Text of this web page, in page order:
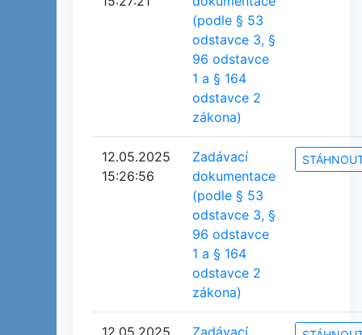
(podle § 53
odstavce 3, §
96 odstavce
1 a § 164
odstavce 2
zákona)
12.05.2025
15:26:56
Zadávací
dokumentace
(podle § 53
odstavce 3, §
96 odstavce
1 a § 164
odstavce 2
zákona)
12.05.2025
Zadávací